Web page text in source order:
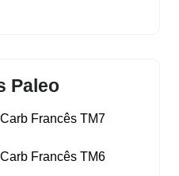
Paleo
Francês TM7
Francês TM6